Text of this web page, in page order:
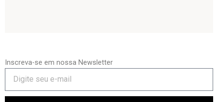
Inscreva-se em nossa Newsletter